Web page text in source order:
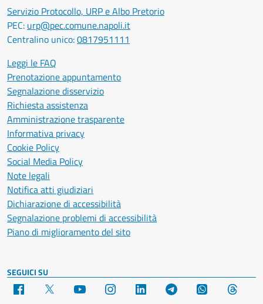
Servizio Protocollo, URP e Albo Pretorio
PEC: urp@pec.comune.napoli.it
Centralino unico:0817951111
Leggi le FAQ
Prenotazione appuntamento
Segnalazione disservizio
Richiesta assistenza
Amministrazione trasparente
Informativa privacy
Cookie Policy
Social Media Policy
Note legali
Notifica atti giudiziari
Dichiarazione di accessibilità
Segnalazione problemi di accessibilità
Piano di miglioramento del sito
SEGUICI SU
Facebook YouTube Instagram LinkedIn Telegram WhatsApp